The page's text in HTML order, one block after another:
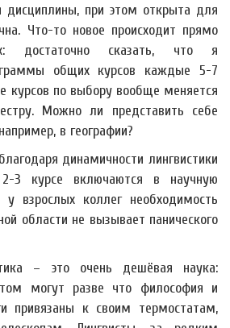
дисциплины, при этом открыта для
Что-то новое происходит прямо
достаточно сказать, что я
общих курсов каждые 5-7
курсов по выбору вообще меняется
Можно ли представить себе
в географии?
динамичности лингвистики
3 курсе включаются в научную
взрослых коллег необходимость
области не вызывает панического
– это очень дешёвая наука:
могут разве что философия и
привязаны к своим термостатам,